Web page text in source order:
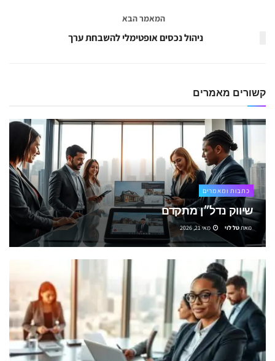
המאמר הבא
ניהול נכסים אופטימלי להשבחת ערך
קשורים מאמרים
כתבות ומאמרים
שיווק נדל״ן מתקדם
מאתטל לוי מאי 21, 2026